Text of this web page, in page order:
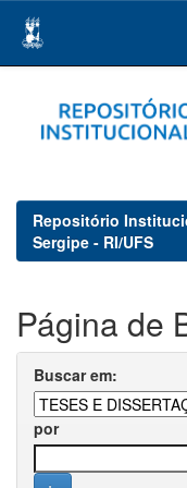
navigation
Repositório
Sergipe - RI/UFS
Página de
Buscar em:
por